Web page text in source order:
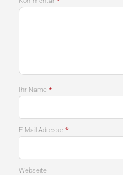
Ihr Name *
E-Mail-Adresse *
Webseite